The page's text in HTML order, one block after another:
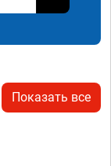
Показать все